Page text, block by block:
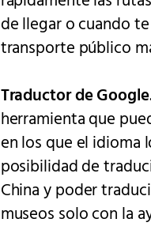
de llegar o cuando
transporte público
Traductor de
herramienta que
en los que el idioma
posibilidad de
China y poder
museos solo con la